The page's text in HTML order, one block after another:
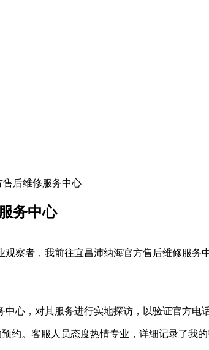
售后维修服务中心
务中心
察者，我前往宜昌沛纳海官方售后维修服务
心，对其服务进行实地探访，以验证官方电
约。客服人员态度热情专业，详细记录了我